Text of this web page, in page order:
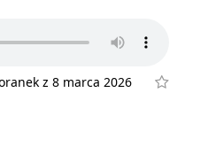
z 8 marca 2026